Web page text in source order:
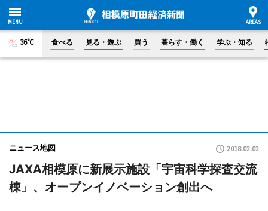
36°C 食べる 見る・遊ぶ 買う 暮らす・働く 学ぶ・知る
ニュース地図 2018.02.02
JAXA相模原に新展示施設「宇宙科学探査交流
棟」、オープンイノベーション創出へ